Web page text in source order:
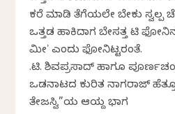
ಕರೆ ಮಾಡಿ ತೆಗೆಯಲೇ ಬೇಕು ಸ್ವಲ್ಪ
ಒತ್ತಡ ಹಾಕಿದಾಗ ಬೇಸತ್ತ ಕೆಟಿ
ಮೀʼ ಎಂದು ಫೋನಿಟ್ಟರಂತೆ.
ಕೆ.ಟಿ. ಶಿವಪ್ರಸಾದ್ ಹಾಗೂ
ಒಡನಾಟದ ಕುರಿತ ನಾಗರಾಜ್‌
ತೇಜಸ್ವಿ”ಯ ಆಯ್ದ ಭಾಗ